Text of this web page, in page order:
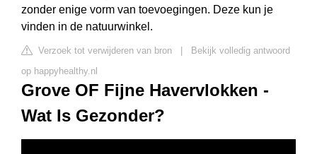
zonder enige vorm van toevoegingen. Deze kun je
vinden in de natuurwinkel.
Verzoek tot verwijderen van bron
Bekijk volledig antwoord
op happyhealthy.nl
Grove OF Fijne Havervlokken -
Wat Is Gezonder?